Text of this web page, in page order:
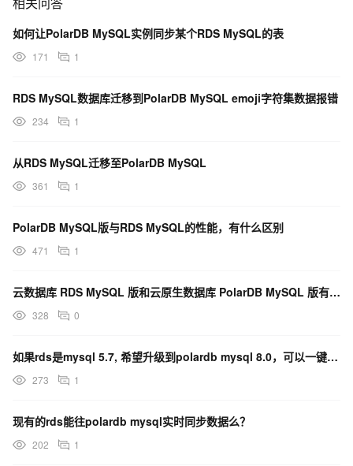
如何让PolarDB MySQL实例同步某个RDS MySQL的表
171 1
RDS MySQL数据库迁移到PolarDB MySQL emoji字符集数据报错
234 1
从RDS MySQL迁移至PolarDB MySQL
361 1
PolarDB MySQL版与RDS MySQL的性能，有什么区别
471 1
云数据库 RDS MySQL 版和云原生数据库 PolarDB MySQL 版有什么区别？
328 0
如果rds是mysql 5.7, 希望升级到polardb mysql 8.0，可以一键升级吗？
273 1
现有的rds能往polardb mysql实时同步数据么？
202 1